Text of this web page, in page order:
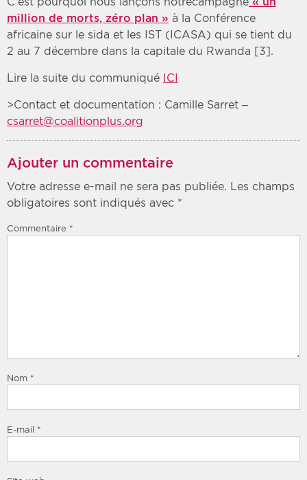
million de morts, zéro plan » à la Conférence
africaine sur le sida et les IST (ICASA) qui se tient du
2 au 7 décembre dans la capitale du Rwanda [3].
Lire la suite du communiqué ICI
>Contact et documentation : Camille Sarret –
csarret@coalitionplus.org
Ajouter un commentaire
Votre adresse e-mail ne sera pas publiée. Les champs
obligatoires sont indiqués avec *
Commentaire *
Nom *
E-mail *